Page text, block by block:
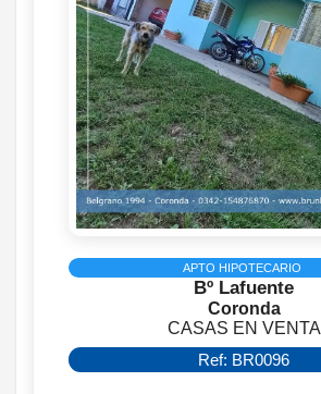
APTO HIPOTECARIO
Bº Lafuente
Coronda
CASAS EN VENTA
Ref: BR0096